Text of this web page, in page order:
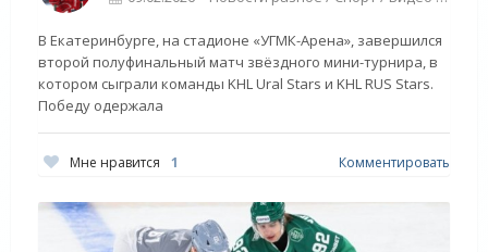
В Екатеринбурге, на стадионе «УГМК-Арена», завершился
второй полуфинальный матч звёздного мини-турнира, в
котором сыграли команды KHL Ural Stars и KHL RUS Stars.
Победу одержала
Мне нравится 1 Комментировать